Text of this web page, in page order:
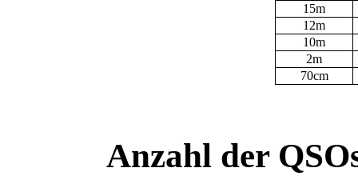
15m
12m
10m
2m
70cm
Anzahl der